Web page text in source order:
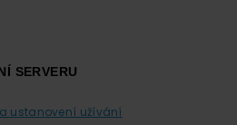
SERVERU
ustanovení užívání